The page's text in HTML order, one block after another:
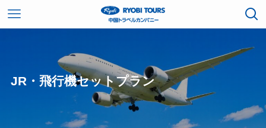
JR・飛行機セットプラン